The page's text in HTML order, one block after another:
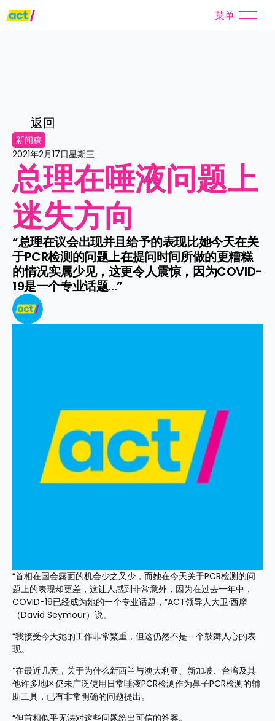
菜单
返回
新闻稿
2021年2月17日星期三
总理在唾液问题上
迷失方向
“总理在议会出现并且给予的表现比她今天在关
于PCR检测的问题上在提问时间所做的更糟糕
的情况实属少见，这更令人震惊，因为COVID-
19是一个专业话题...”
“首相在国会露面的机会少之又少，而她在今天关于PCR检测的问
题上的表现却更差，这让人感到非常意外，因为在过去一年中，
COVID-19已经成为她的一个专业话题，”ACT领导人大卫·西摩
（David Seymour）说。
“我接受今天她的工作非常繁重，但这仍然不是一个鼓舞人心的表
现。
“在最近几天，关于为什么新西兰与澳大利亚、新加坡、台湾及其
他许多地区仍未广泛使用日常唾液PCR检测作为鼻子PCR检测的辅
助工具，已有非常明确的问题提出。
“但首相似乎无法对这些问题给出可信的答案。